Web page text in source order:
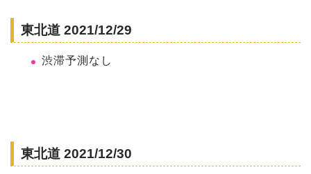
東北道 2021/12/29
渋滞予測なし
東北道 2021/12/30